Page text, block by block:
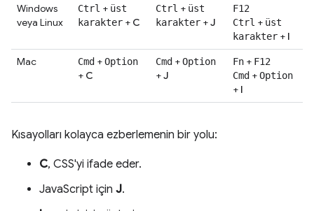
Windows
veya Linux
Ctrl + üst
karakter + C
Ctrl + üst
karakter +J
F12
Ctrl + üst
karakter + I
Mac
Cmd +Option
+ C
Cmd +Option
+J
Fn + F12
Cmd +Option
+ I
Kısayolları kolayca ezberlemenin bir yolu:
C, CSS'yi ifade eder.
JavaScript için J.